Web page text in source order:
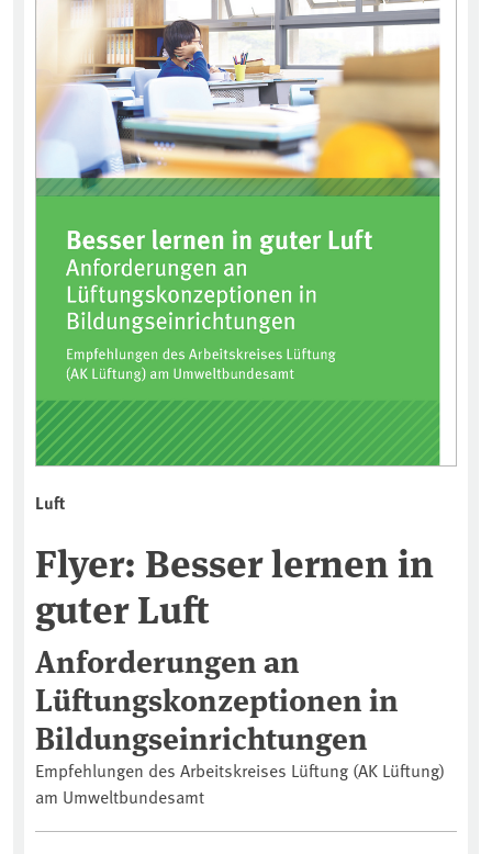
Luft
Flyer: Besser lernen in
guter Luft
Anforderungen an
Lüftungskonzeptionen in
Bildungseinrichtungen
Empfehlungen des Arbeitskreises Lüftung (AK Lüftung)
am Umweltbundesamt